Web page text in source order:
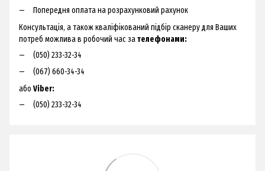
Попередня оплата на розрахунковий рахунок
Консультація, а також кваліфікований підбір сканеру для Ваших
потреб можлива в робочий час зателефонами:
(050) 233-32-34
(067) 660-34-34
або Viber:
(050) 233-32-34